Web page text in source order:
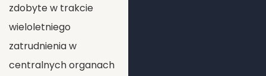
zdobyte w trakcie
wieloletniego
zatrudnienia w
centralnych organach